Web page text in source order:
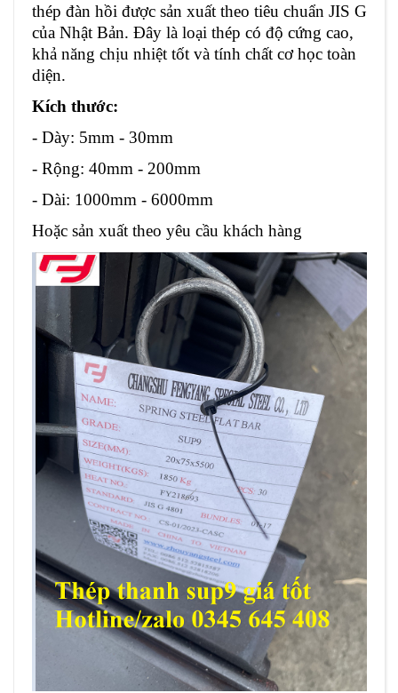
thép đàn hồi được sản xuất theo tiêu chuẩn JIS G
của Nhật Bản. Đây là loại thép có độ cứng cao,
khả năng chịu nhiệt tốt và tính chất cơ học toàn
diện.
Kích thước:
- Dày: 5mm - 30mm
- Rộng: 40mm - 200mm
- Dài: 1000mm - 6000mm
Hoặc sản xuất theo yêu cầu khách hàng